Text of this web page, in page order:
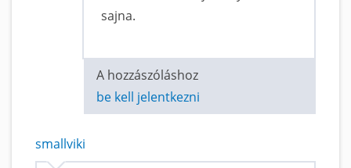
sajna.
A hozzászóláshoz
be kell jelentkezni
smallviki